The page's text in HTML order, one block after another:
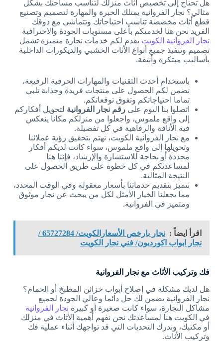
هل تحتاج إلى تخصيص أثاث منزلك لتناسب مساحتك بشكل
مثالي؟ نجار الفروانية يمتلك الخبرة والمهارة لتصميم وتصنيع
قطع أثاث مخصصة تناسب احتياجاتك وتتماشى مع ذوقك
الفريد نحن هنا لخدمتكم بأعلى مستويات الجودة والاحترافية
نجار الفروانية الكويت يقدم لكم خدمات نجارة متميزة تشمل
تصميم وتنفيذ جميع أنواع الأثاث الخشبي والديكورات الداخلية
بأساليب مبتكرة وأنيقة.
باستخدام أحدث التقنيات والمهارات الحرفية الرفيعة،
نضمن لكم الحصول على منتجات فريدة وجذابة تلبي
تماما احتياجاتكم وتفوق توقعاتكم.
اتصلوا بنا اليوم على رقم نجار الفروانية لتحويل أفكاركم
إلى واقع ملموس، واجعلوا من منزلكم مكانا ينعكس
فيه الأناقة والرفاهية في كل تفصيلة.
مع نجار الفروانية الكويت، نهتم بتحقيق رؤية عملائنا
وتحويلها إلى واقع ملموس، سواء كانت لديكم أفكار
محددة أو بحاجة للاستشارة والإرشاد، فإننا هنا
لمساعدتكم في كل خطوة على طريق الحصول على
النتيجة المثالية.
نتميز بتقديم خدماتنا بأسعار معقولة وفي الوقت المحدد،
مما يجعلنا الخيار الأمثل لكل من يبحث عن نجار موثوق
ومتميز في الفروانية.
اقرأ ايضاً :
نجار بارخص الأسعارالكويت/ 65727284 /
نجار ابواب اكورديون/ فني نجار الكويت
فك وتركيب الأثاث مع نجار الفروانية
هل لديك مشكلة في إصلاح أبواب خزائن المطبخ أو الحمام؟
نجار الفروانية يضمن لك حل دائما وعالي الجودة لجميع
مشاكل النجارة، سواء كانت صغيرة أو كبيرة نجار الفروانية
في الكويت هنا لمساعدتك نحن نفهم أهمية الأثاث في منزلك
أو مكتبك، وندرك التحديات التي قد تواجهك أثناء عملية فك
وتركيب الأثاث.